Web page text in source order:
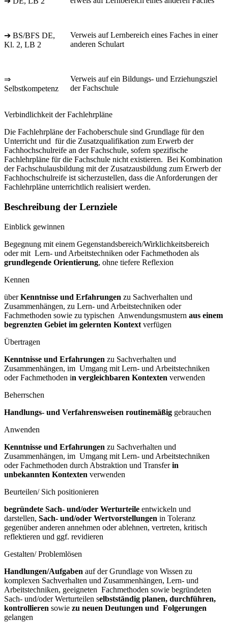
➔ BS/BFS DE,
Kl. 2, LB 2
Verweis auf Lernbereich eines Faches in einer
anderen Schulart
⇒
Selbstkompetenz
Verweis auf ein Bildungs- und Erziehungsziel
der Fachschule
Verbindlichkeit der Fachlehrpläne
Die Fachlehrpläne der Fachoberschule sind Grundlage für den
Unterricht und für die Zusatzqualifikation zum Erwerb der
Fachhochschulreife an der Fachschule, sofern spezifische
Fachlehrpläne für die Fachschule nicht existieren. Bei Kombination
der Fachschulausbildung mit der Zusatzausbildung zum Erwerb der
Fachhochschulreife ist sicherzustellen, dass die Anforderungen der
Fachlehrpläne unterrichtlich realisiert werden.
Beschreibung der Lernziele
Einblick gewinnen
Begegnung mit einem Gegenstandsbereich/Wirklichkeitsbereich
oder mit Lern- und Arbeitstechniken oder Fachmethoden als
grundlegende Orientierung, ohne tiefere Reflexion
Kennen
überKenntnisse und Erfahrungen zu Sachverhalten und
Zusammenhängen, zu Lern- und Arbeitstechniken oder
Fachmethoden sowie zu typischen Anwendungsmustern aus einem
begrenzten Gebiet im gelernten Kontext verfügen
Übertragen
Kenntnisse und Erfahrungen zu Sachverhalten und
Zusammenhängen, im Umgang mit Lern- und Arbeitstechniken
oder Fachmethoden in vergleichbaren Kontexten verwenden
Beherrschen
Handlungs- und Verfahrensweisen routinemäßig gebrauchen
Anwenden
Kenntnisse und Erfahrungen zu Sachverhalten und
Zusammenhängen, im Umgang mit Lern- und Arbeitstechniken
oder Fachmethoden durch Abstraktion und Transferin
unbekannten Kontexten verwenden
Beurteilen/ Sich positionieren
begründete Sach- und/oder Werturteile entwickeln und
darstellen, Sach- und/oder Wertvorstellungen in Toleranz
gegenüber anderen annehmen oder ablehnen, vertreten, kritisch
reflektieren und ggf. revidieren
Gestalten/ Problemlösen
Handlungen/Aufgaben auf der Grundlage von Wissen zu
komplexen Sachverhalten und Zusammenhängen, Lern- und
Arbeitstechniken, geeigneten Fachmethoden sowie begründeten
Sach- und/oder Werturteilen selbstständig planen, durchführen,
kontrollieren sowie zu neuen Deutungen und Folgerungen
gelangen